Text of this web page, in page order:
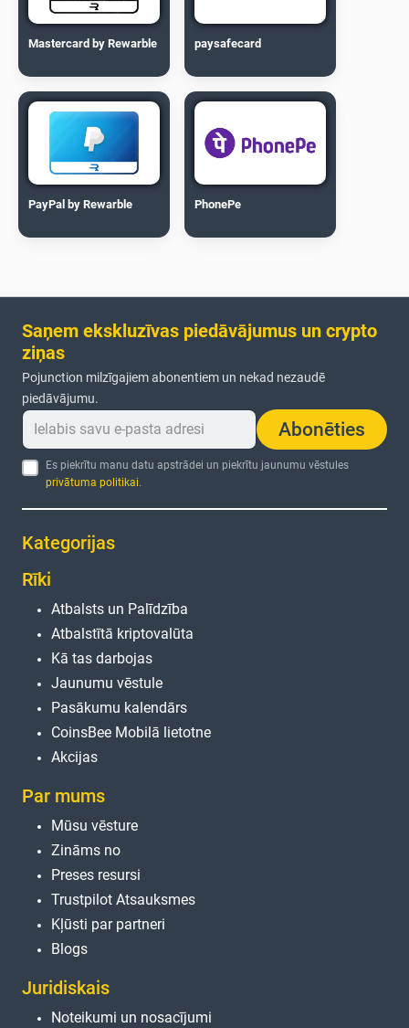
Mastercard by Rewarble paysafecard
PayPal by Rewarble PhonePe
Saņem ekskluzīvas piedāvājumus un crypto
ziņas
Pojunction milzīgajiem abonentiem un nekad nezaudē
piedāvājumu.
Abonēties
Es piekrītu manu datu apstrādei un piekrītu jaunumu vēstules
privātuma politikai.
Kategorijas
Rīki
Atbalsts un Palīdzība
Atbalstītā kriptovalūta
Kā tas darbojas
Jaunumu vēstule
Pasākumu kalendārs
CoinsBee Mobilā lietotne
Akcijas
Par mums
Mūsu vēsture
Zināms no
Preses resursi
Trustpilot Atsauksmes
Kļūsti par partneri
Blogs
Juridiskais
Noteikumi un nosacījumi